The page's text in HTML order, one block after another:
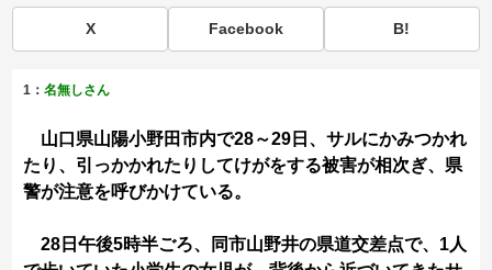
X Facebook B!
1：名無しさん
山口県山陽小野田市内で28～29日、サルにかみつかれ
たり、引っかかれたりしてけがをする被害が相次ぎ、県
警が注意を呼びかけている。
28日午後5時半ごろ、同市山野井の県道交差点で、1人